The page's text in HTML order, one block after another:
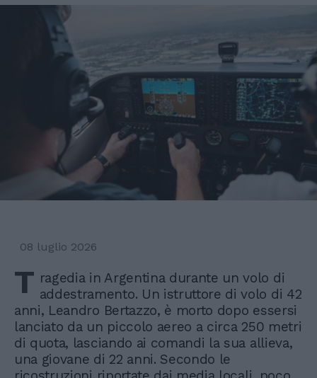
08 luglio 2026
T ragedia in Argentina durante un volo di
addestramento. Un istruttore di volo di 42
anni, Leandro Bertazzo, è morto dopo essersi
lanciato da un piccolo aereo a circa 250 metri
di quota, lasciando ai comandi la sua allieva,
una giovane di 22 anni. Secondo le